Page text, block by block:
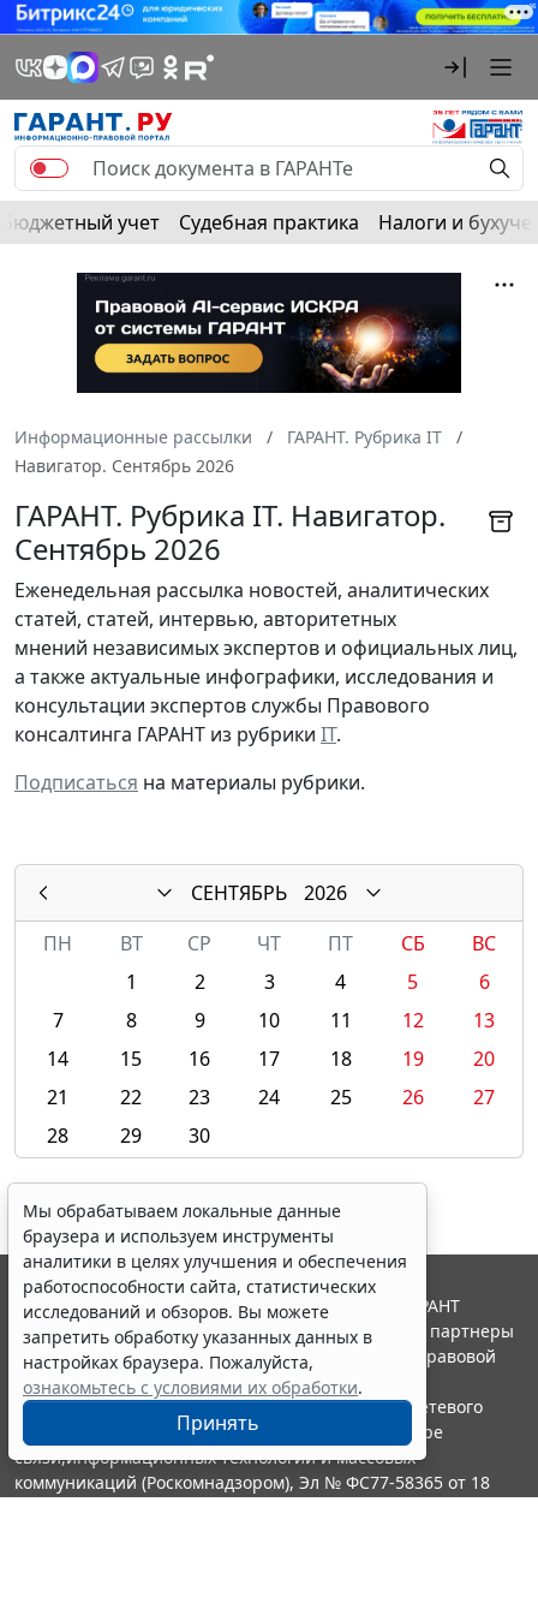
Бюджетный учет Судебная практика Налоги и
Информационные рассылки
ГАРАНТ. Рубрика IT
Навигатор. Сентябрь 2026
ГАРАНТ. Рубрика IT. Навигатор.
Сентябрь 2026
Еженедельная рассылка новостей, аналитических
статей, статей, интервью, авторитетных
мнений независимых экспертов и официальных лиц,
а также актуальные инфографики, исследования и
консультации экспертов службы Правового
консалтинга ГАРАНТ из рубрики IT.
Подписаться на материалы рубрики.
СЕНТЯБРЬ
2026
ПН
ВТ СР ЧТ ПТ СБ
ВС
1
2 3 4 5
6
7
8 9 10 11 12
13
14
15 16 17 18 19
20
21
22 23 24 25 26
27
28
29 30
Мы обрабатываем локальные данные
браузера и используем инструменты
аналитики в целях улучшения и обеспечения
работоспособности сайта, статистических
исследований и обзоров. Вы можете
запретить обработку указанных данных в
настройках браузера. Пожалуйста,
ознакомьтесь с условиями их обработки.
Принять
© ООО "НПП "ГАРАНТ-СЕРВИС", 2026. Система ГАРАНТ
выпускается с 1990 года. Компания "Гарант" и ее партнеры
являются участниками Российской ассоциации правовой
информации ГАРАНТ.
Портал ГАРАНТ.РУ зарегистрирован в качестве сетевого
издания Федеральной службой по надзору в сфере
связи,информационных технологий и массовых
коммуникаций (Роскомнадзором), Эл № ФС77-58365 от 18